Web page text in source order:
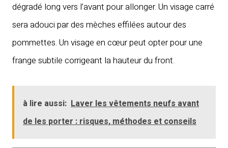
dégradé long vers l’avant pour allonger. Un visage carré
sera adouci par des mèches effilées autour des
pommettes. Un visage en cœur peut opter pour une
frange subtile corrigeant la hauteur du front.
à lire aussi: Laver les vêtements neufs avant
de les porter : risques, méthodes et conseils